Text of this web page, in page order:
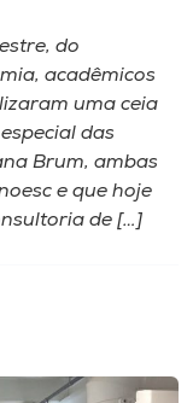
do
acadêmicos
uma ceia
das
Brum, ambas
e que hoje
de […]